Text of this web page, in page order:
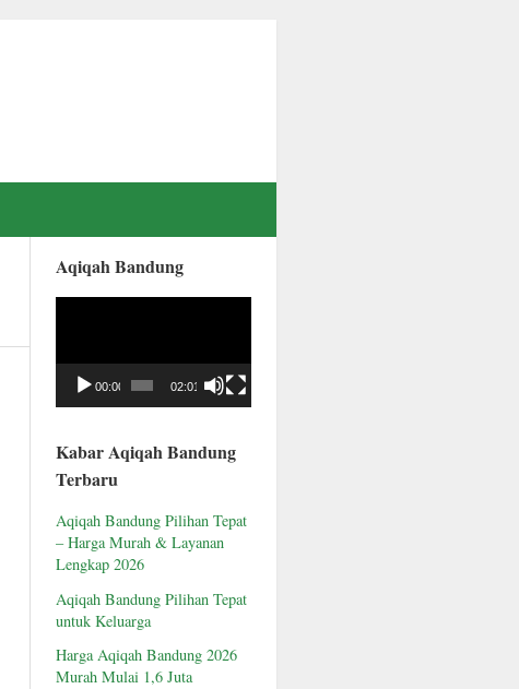
Aqiqah Bandung
00:00 02:01
Kabar Aqiqah Bandung
Terbaru
Aqiqah Bandung Pilihan Tepat
– Harga Murah & Layanan
Lengkap 2026
Aqiqah Bandung Pilihan Tepat
untuk Keluarga
Harga Aqiqah Bandung 2026
Murah Mulai 1,6 Juta